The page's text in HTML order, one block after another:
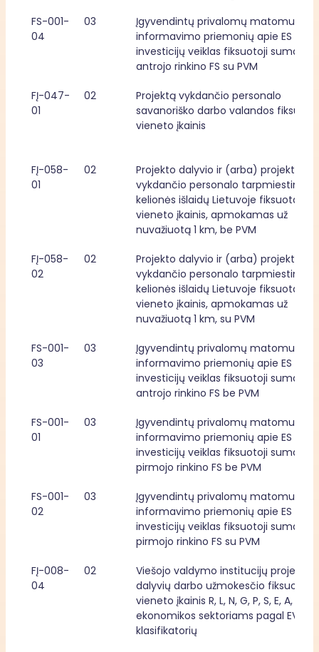
FS-001-
04
03
Įgyvendintų privalomų matomumo
informavimo priemonių apie ES
investicijų veiklas fiksuotoji suma,
antrojo rinkino FS su PVM
FĮ-047-
01
02
Projektą vykdančio personalo
savanoriško darbo valandos
vieneto įkainis
FĮ-058-
01
02
Projekto dalyvio ir (arba) projektą
vykdančio personalo tarpmiestinės
kelionės išlaidų Lietuvoje fiksuotasis
vieneto įkainis, apmokamas už
nuvažiuotą 1 km, be PVM
FĮ-058-
02
02
Projekto dalyvio ir (arba) projektą
vykdančio personalo tarpmiestinės
kelionės išlaidų Lietuvoje fiksuotasis
vieneto įkainis, apmokamas už
nuvažiuotą 1 km, su PVM
FS-001-
03
03
Įgyvendintų privalomų matomumo
informavimo priemonių apie ES
investicijų veiklas fiksuotoji suma,
antrojo rinkino FS be PVM
FS-001-
01
03
Įgyvendintų privalomų matomumo
informavimo priemonių apie ES
investicijų veiklas fiksuotoji suma,
pirmojo rinkino FS be PVM
FS-001-
02
03
Įgyvendintų privalomų matomumo
informavimo priemonių apie ES
investicijų veiklas fiksuotoji suma,
pirmojo rinkino FS su PVM
FĮ-008-
04
02
Viešojo valdymo institucijų projektų
dalyvių darbo užmokesčio fiksuotasis
vieneto įkainis R, L, N, G, P, S, E, A, C
ekonomikos sektoriams pagal EVRK 2
klasifikatorių